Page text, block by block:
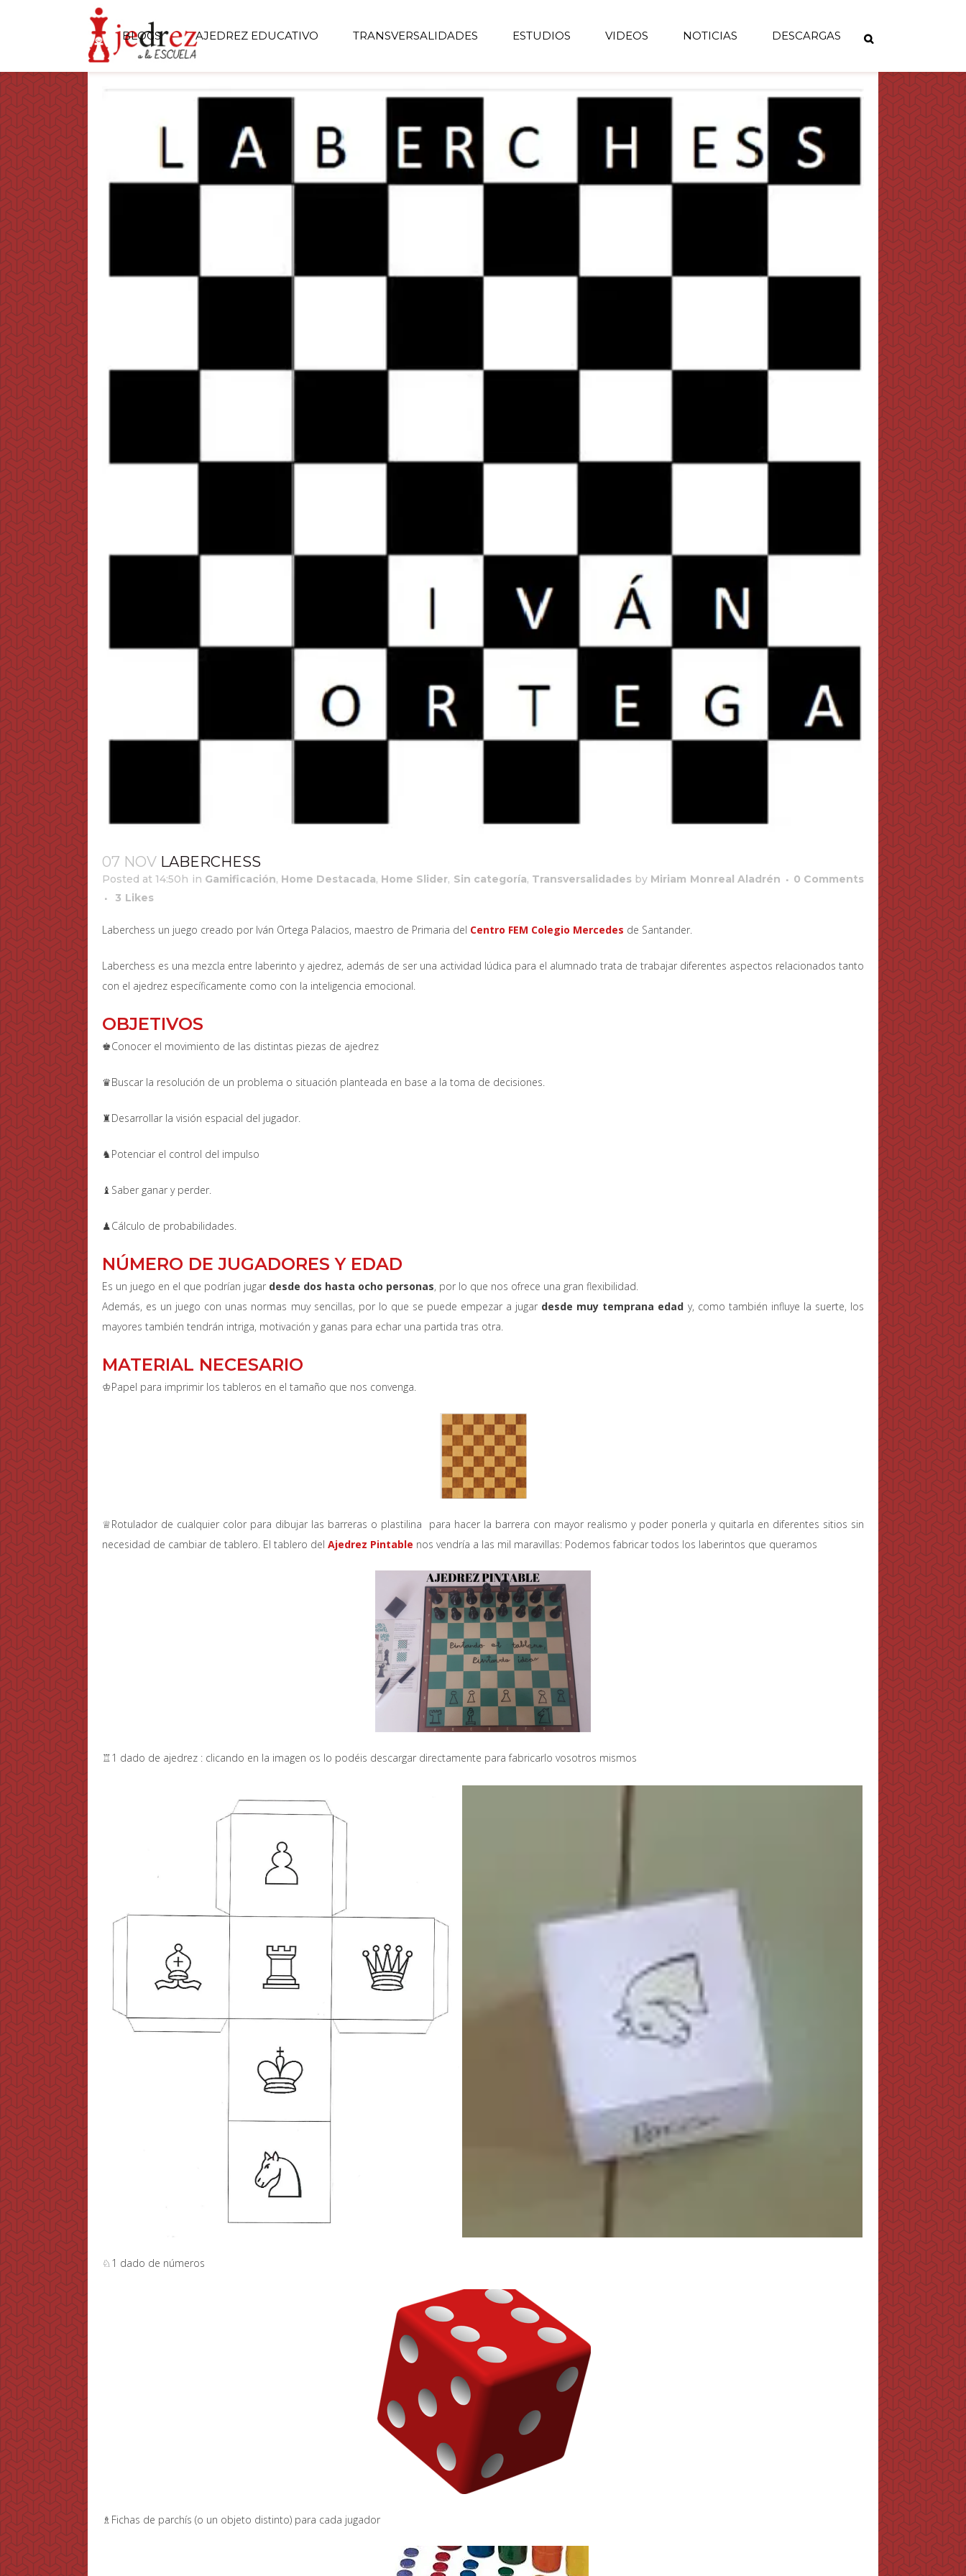
BLOGS AJEDREZ EDUCATIVO TRANSVERSALIDADES ESTUDIOS VIDEOS NOTICIAS DESCARGAS
07 NOV LABERCHESS
Posted at 14:50h in Gamificación, Home Destacada, Home Slider, Sin categoría, Transversalidades by Miriam Monreal Aladrén
0 Comments
3 Likes
Laberchess un juego creado por Iván Ortega Palacios, maestro de Primaria del Centro FEM Colegio Mercedes de Santander.
Laberchess es una mezcla entre laberinto y ajedrez, además de ser una actividad lúdica para el alumnado trata de trabajar diferentes aspectos relacionados tanto
con el ajedrez específicamente como con la inteligencia emocional.
OBJETIVOS
♚Conocer el movimiento de las distintas piezas de ajedrez
♛Buscar la resolución de un problema o situación planteada en base a la toma de decisiones.
♜Desarrollar la visión espacial del jugador.
♞Potenciar el control del impulso
♝Saber ganar y perder.
♟Cálculo de probabilidades.
NÚMERO DE JUGADORES Y EDAD
Es un juego en el que podrían jugar desde dos hasta ocho personas, por lo que nos ofrece una gran flexibilidad.
Además, es un juego con unas normas muy sencillas, por lo que se puede empezar a jugar desde muy temprana edad y, como también influye la suerte, los
mayores también tendrán intriga, motivación y ganas para echar una partida tras otra.
MATERIAL NECESARIO
♔Papel para imprimir los tableros en el tamaño que nos convenga.
♕Rotulador de cualquier color para dibujar las barreras o plastilina para hacer la barrera con mayor realismo y poder ponerla y quitarla en diferentes sitios sin
necesidad de cambiar de tablero. El tablero del Ajedrez Pintable nos vendría a las mil maravillas: Podemos fabricar todos los laberintos que queramos
♖1 dado de ajedrez : clicando en la imagen os lo podéis descargar directamente para fabricarlo vosotros mismos
♘1 dado de números
♗Fichas de parchís (o un objeto distinto) para cada jugador